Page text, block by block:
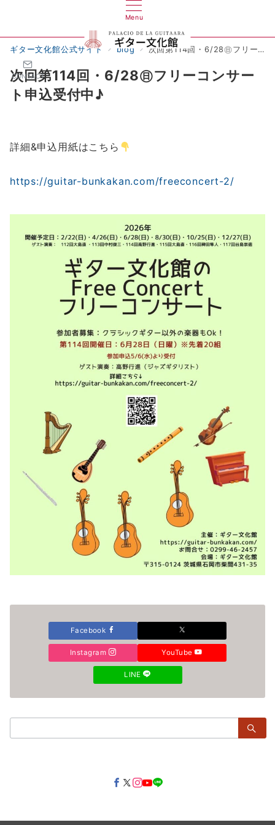
Menu
CONTACT
ギター文化館公式サイト blog 次回第114回・6/28㊐フリーコンサート申込受付中♪
次回第114回・6/28㊐フリーコンサー
ト申込受付中♪
詳細&申込用紙はこちら
https://guitar-bunkakan.com/freeconcert-2/
Facebook
Instagram YouTube
LINE
索：